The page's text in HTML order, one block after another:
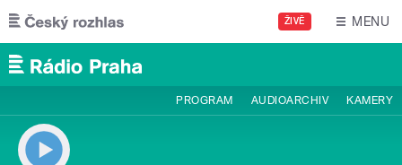
Přejít k hlavnímu obsahu
ŽIVĚ MENU
PROGRAM AUDIOARCHIV KAMERY